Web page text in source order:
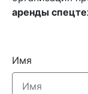
аренды
Имя